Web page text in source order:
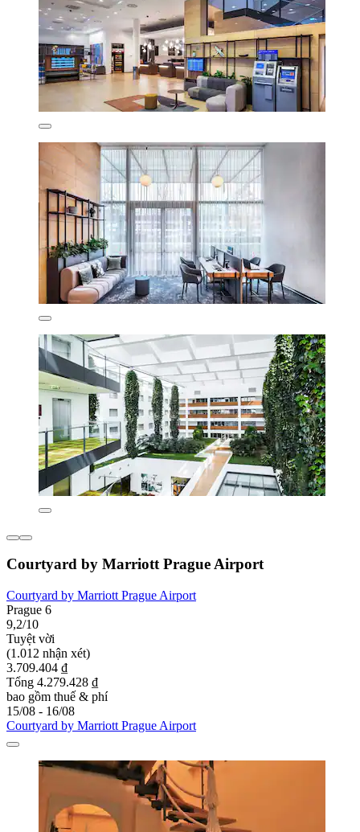
Courtyard by Marriott Prague Airport
Courtyard by Marriott Prague Airport
Prague 6
9,2/10
Tuyệt vời
(1.012 nhận xét)
3.709.404 ₫
Tổng 4.279.428 ₫
bao gồm thuế & phí
15/08 - 16/08
Courtyard by Marriott Prague Airport